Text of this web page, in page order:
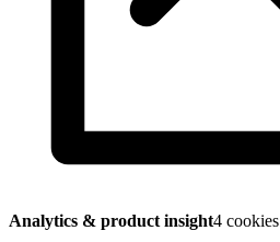
Analytics & product insight4 cookies